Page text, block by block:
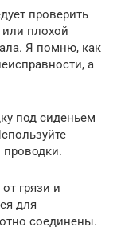
проверить
плохой
Я помню, как
а
под сиденьем
проводки.
грязи и
для
соединены.